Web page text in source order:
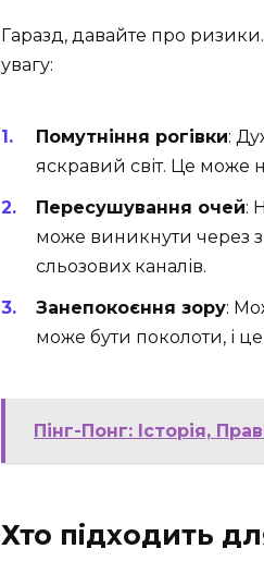
Гаразд, давайте про
увагу:
Помутніння рогівки:
яскравий світ. Це може
Пересушування очей:
може виникнути через
сльозових каналів.
Занепокоєння зору:
може бути поколоти, і
Пінг-Понг: Історія,
Хто підходить